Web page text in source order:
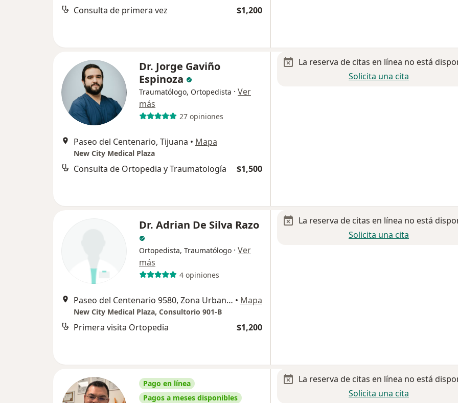
Consulta de primera vez $1,200
Dr. Jorge Gaviño
Espinoza
Traumatólogo, Ortopedista · Ver
más
27 opiniones
Paseo del Centenario, Tijuana • Mapa
New City Medical Plaza
Consulta de Ortopedia y Traumatología $1,500
La reserva de citas en línea no está
Solicita una cita
Dr. Adrian De Silva Razo
Ortopedista, Traumatólogo · Ver
más
4 opiniones
Paseo del Centenario 9580, Zona Urbana Rio Tijuana., Tijuana • Mapa
New City Medical Plaza, Consultorio 901-B
Primera visita Ortopedia $1,200
La reserva de citas en línea no está
Solicita una cita
Pago en línea
Pagos a meses disponibles
La reserva de citas en línea no está
Solicita una cita